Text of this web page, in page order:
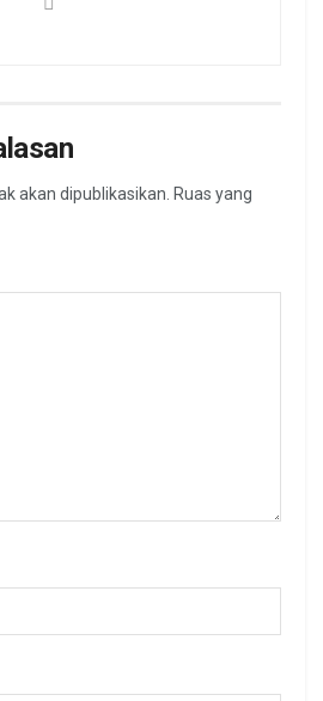
akan dipublikasikan. Ruas yang